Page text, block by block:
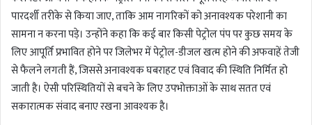
पारदर्शी तरीके से किया जाए, ताकि आम नागरिकों को अनावश्यक परेशानी का
सामना न करना पड़े। उन्होंने कहा कि कई बार किसी पेट्रोल पंप पर कुछ समय के
लिए आपूर्ति प्रभावित होने पर जिलेभर में पेट्रोल-डीजल खत्म होने की अफवाहें तेजी
से फैलने लगती हैं, जिससे अनावश्यक घबराहट एवं विवाद की स्थिति निर्मित हो
जाती है। ऐसी परिस्थितियों से बचने के लिए उपभोक्ताओं के साथ सतत एवं
सकारात्मक संवाद बनाए रखना आवश्यक है।